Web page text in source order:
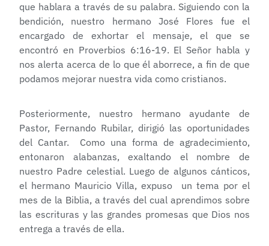
que hablara a través de su palabra. Siguiendo con la
bendición, nuestro hermano José Flores fue el
encargado de exhortar el mensaje, el que se
encontró en Proverbios 6:16-19. El Señor habla y
nos alerta acerca de lo que él aborrece, a fin de que
podamos mejorar nuestra vida como cristianos.
Posteriormente, nuestro hermano ayudante de
Pastor, Fernando Rubilar, dirigió las oportunidades
del Cantar. Como una forma de agradecimiento,
entonaron alabanzas, exaltando el nombre de
nuestro Padre celestial. Luego de algunos cánticos,
el hermano Mauricio Villa, expuso un tema por el
mes de la Biblia, a través del cual aprendimos sobre
las escrituras y las grandes promesas que Dios nos
entrega a través de ella.